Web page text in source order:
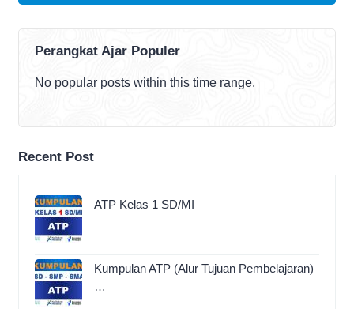
cara berpikir kritis, kreatif, dan reflektif.
Kurikulum […]
Perangkat Ajar Populer
No popular posts within this time range.
Recent Post
ATP Kelas 1 SD/MI
Kumpulan ATP (Alur Tujuan Pembelajaran)
…